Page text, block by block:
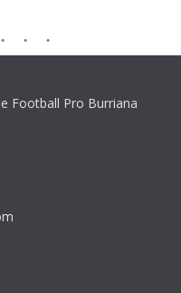
Football Pro Burriana